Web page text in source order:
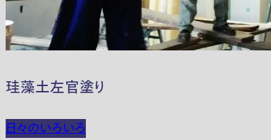
珪藻土左官塗り
日々のいろいろ